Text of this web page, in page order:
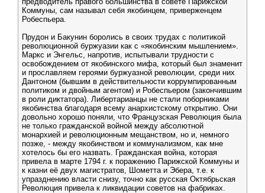
Коммуны, сам называл себя якобинцем, приверженцем
Робеспьера.
Прудон и Бакунин боролись в своих трудах с политикой
революционной буржуазии как с «якобинским мышлением».
Маркс и Энгельс, напротив, испытывали трудности с
освобождением от якобинского мифа, который был знаменит
и прославляем героями буржуазной революции, среди них
Дантоном (бывшим в действительности коррумпированным
политиком и двойным агентом) и Робеспьером (закончившим
в роли диктатора). Либертарианцы не стали поборниками
якобинства благодаря всему анархистскому открытию. Они
довольно хорошо поняли, что Французская Революция была
не только гражданской войной между абсолютной
монархией и революционным мещанством, но и, немного
позже, - между якобинством и коммунализмом, как мне
хотелось бы его назвать. Гражданская война, которая
привела в марте 1794 г. к поражению Парижской Коммуны и
к казни её двух магистратов, Шометта и Эбера, т.е. к
упразднению власти снизу, точно как русская Октябрьская
Революция привела к ликвидации советов на фабриках.